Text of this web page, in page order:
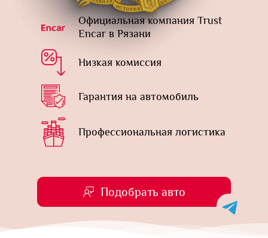
Официальная компания Trust
Encar в Рязани
Низкая комиссия
Гарантия на автомобиль
Профессиональная логистика
Подобрать авто